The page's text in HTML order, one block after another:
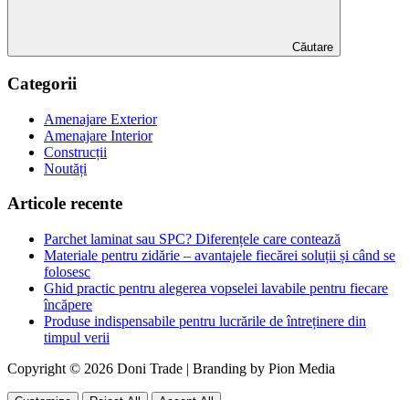
Căutare
Categorii
Amenajare Exterior
Amenajare Interior
Construcții
Noutăți
Articole recente
Parchet laminat sau SPC? Diferențele care contează
Materiale pentru zidărie – avantajele fiecărei soluții și când se
folosesc
Ghid practic pentru alegerea vopselei lavabile pentru fiecare
încăpere
Produse indispensabile pentru lucrările de întreținere din
timpul verii
Copyright © 2026 Doni Trade | Branding by Pion Media